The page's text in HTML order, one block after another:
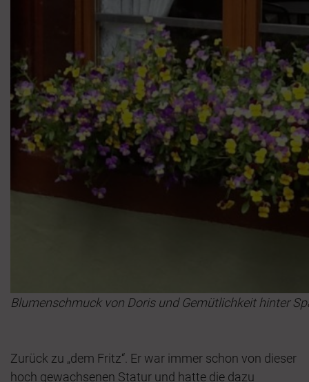
Blumenschmuck von Doris und Gemütlichkeit hinter
Zurück zu „dem Fritz“. Er war immer schon von dieser
hoch gewachsenen Statur und hatte die dazu